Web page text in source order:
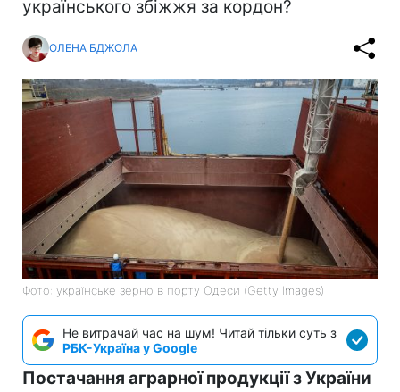
українського збіжжя за кордон?
ОЛЕНА БДЖОЛА
Фото: українське зерно в порту Одеси (Getty Images)
Не витрачай час на шум! Читай тільки суть з
РБК-Україна у Google
Постачання аграрної продукції з України